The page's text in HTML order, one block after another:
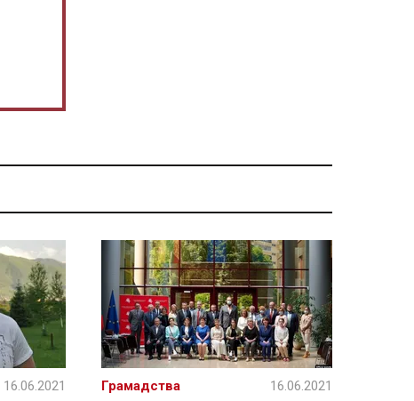
16.06.2021 Грамадства 16.06.2021